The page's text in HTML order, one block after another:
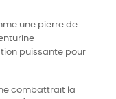
une pierre de
puissante pour
combattrait la